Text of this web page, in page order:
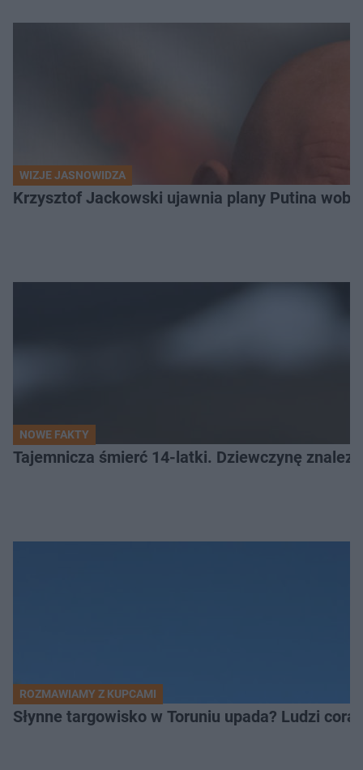
WIZJE JASNOWIDZA
Krzysztof Jackowski ujawnia plany Putina
NOWE FAKTY
Tajemnicza śmierć 14-latki. Dziewczynę
ROZMAWIAMY Z KUPCAMI
Słynne targowisko w Toruniu upada? Ludzi